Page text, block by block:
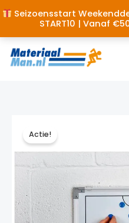
Seizoensstart
START10 | Vanaf
Ga
naar
de
inhoud
Actie!